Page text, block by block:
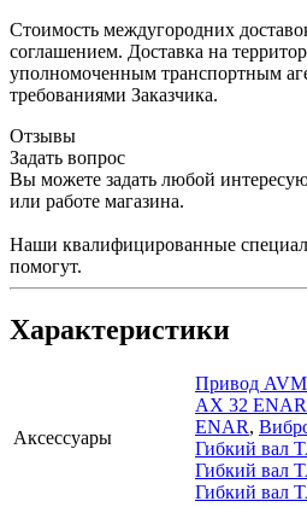
Стоимость междугородних
соглашением. Доставка на
уполномоченным транспортным
требованиями Заказчика.
Отзывы
Задать вопрос
Вы можете задать любой
или работе магазина.
Наши квалифицированные
помогут.
Характеристики
Аксессуары
Привод
АХ 32 ENAR
ENAR,
Гибкий вал
Гибкий вал
Гибкий вал